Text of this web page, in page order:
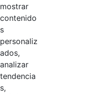
mostrar
contenido
s
personaliz
ados,
analizar
tendencia
s,